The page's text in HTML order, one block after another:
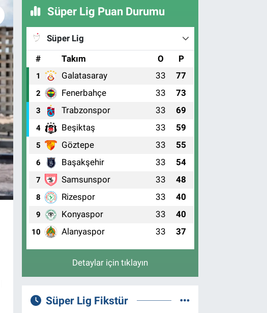
Süper Lig Puan Durumu
Süper Lig
#
Takım O P
1 Galatasaray 33 77
2 Fenerbahçe 33 73
3 Trabzonspor 33 69
4 Beşiktaş 33 59
5 Göztepe 33 55
6 Başakşehir 33 54
7 Samsunspor 33 48
8 Rizespor 33 40
9 Konyaspor 33 40
10 Alanyaspor 33 37
Detaylar için tıklayın
Süper Lig Fikstür